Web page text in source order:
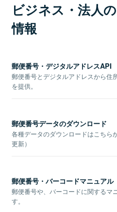
ビジネス・法人
情報
郵便番号・デジタルアドレスAPI
郵便番号とデジタルアドレスから住
を提供。
郵便番号データのダウンロード
各種データのダウンロードはこちら
更新）
郵便番号・バーコードマニュアル
郵便番号や、バーコードに関するマ
す。